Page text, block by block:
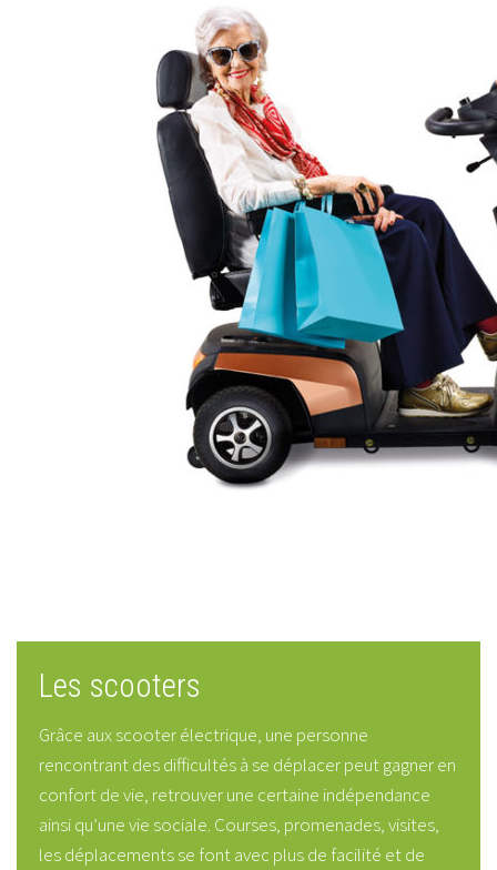
Les scooters
Grâce aux scooter électrique, une personne
rencontrant des difficultés à se déplacer peut gagner en
confort de vie, retrouver une certaine indépendance
ainsi qu’une vie sociale. Courses, promenades, visites,
les déplacements se font avec plus de facilité et de